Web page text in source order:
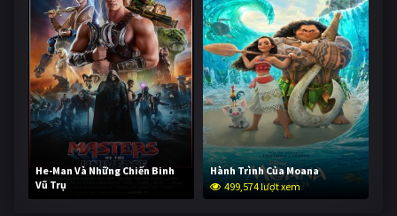
He-Man Và Những Chiến Binh
Vũ Trụ
249,009 lượt xem
Hành Trình Của Moana
499,574 lượt xem